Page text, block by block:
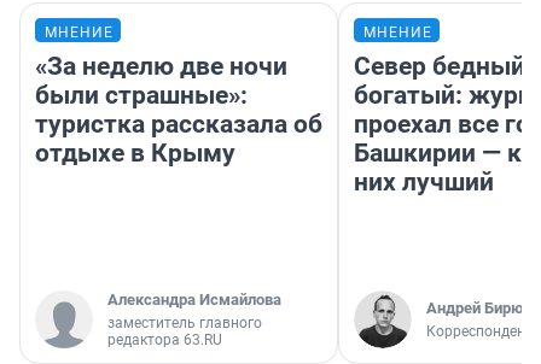
МНЕНИЕ
«За неделю две ночи
были страшные»:
туристка рассказала об
отдыхе в Крыму
Александра Исмайлова
заместитель главного
редактора 63.RU
МНЕНИЕ
Север бедный,
богатый:
проехал все
Башкирии —
них лучший
Андрей
Корреспондент